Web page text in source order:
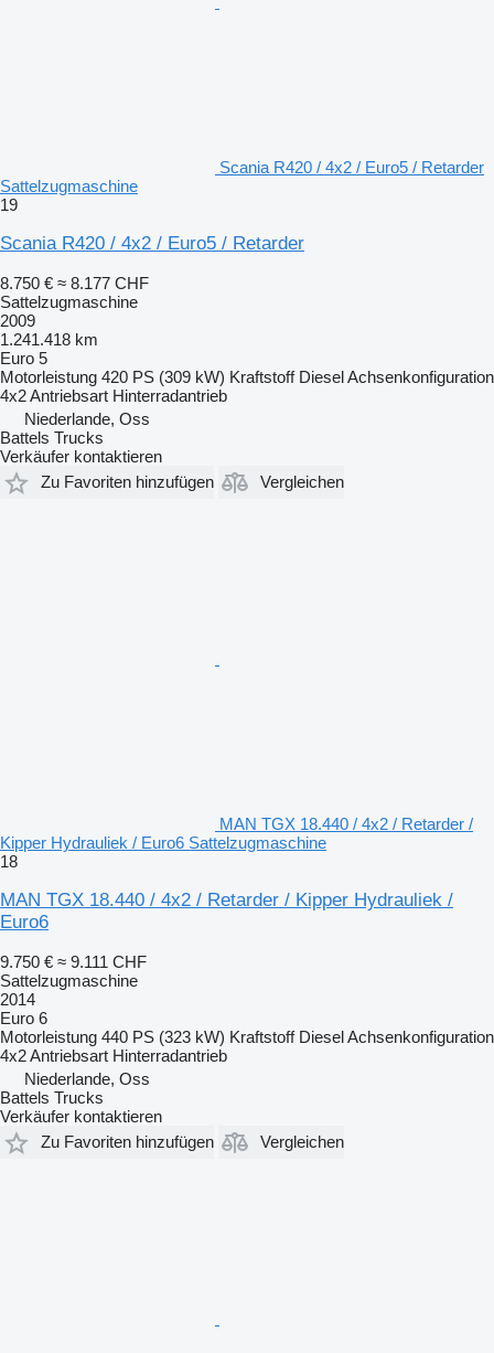
Scania R420 / 4x2 / Euro5 / Retarder
Sattelzugmaschine
19
Scania R420 / 4x2 / Euro5 / Retarder
8.750 € ≈ 8.177 CHF
Sattelzugmaschine
2009
1.241.418 km
Euro 5
Motorleistung 420 PS (309 kW) Kraftstoff DieselAchsenkonfiguration
4x2Antriebsart Hinterradantrieb
Niederlande, Oss
Battels Trucks
Verkäufer kontaktieren
Zu Favoriten hinzufügen
Vergleichen
MAN TGX 18.440 / 4x2 / Retarder /
Kipper Hydrauliek / Euro6 Sattelzugmaschine
18
MAN TGX 18.440 / 4x2 / Retarder / Kipper Hydrauliek /
Euro6
9.750 € ≈ 9.111 CHF
Sattelzugmaschine
2014
Euro 6
Motorleistung 440 PS (323 kW) Kraftstoff DieselAchsenkonfiguration
4x2Antriebsart Hinterradantrieb
Niederlande, Oss
Battels Trucks
Verkäufer kontaktieren
Zu Favoriten hinzufügen
Vergleichen